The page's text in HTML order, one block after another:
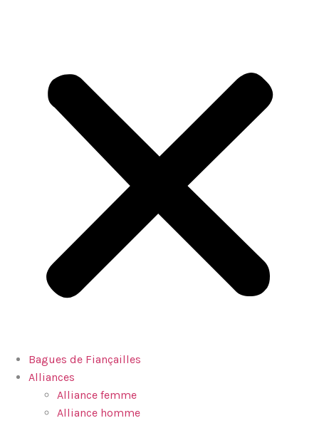
Bagues de Fiançailles
Alliances
Alliance femme
Alliance homme